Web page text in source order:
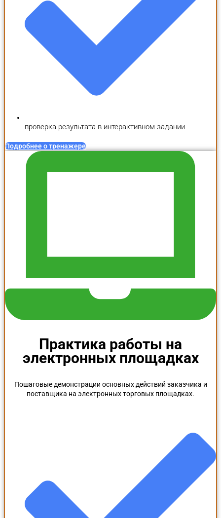
проверка результата в интерактивном задании
Подробнее о тренажере
Практика работы на
электронных площадках
Пошаговые демонстрации основных действий заказчика и
поставщика на электронных торговых площадках.